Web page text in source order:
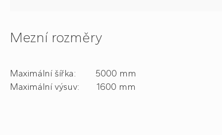
Mezní rozměry
Maximální šířka: 5000 mm
Maximální výsuv: 1600 mm